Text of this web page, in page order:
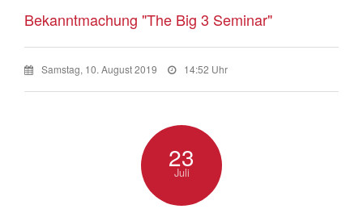
Bekanntmachung "The Big 3 Seminar"
Samstag, 10. August 2019 14:52 Uhr
23
Juli